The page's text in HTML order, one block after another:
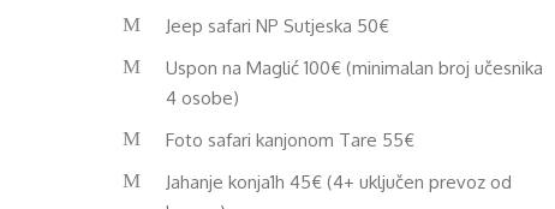
Jeep safari NP Sutjeska 50€
Uspon na Maglić 100€ (minimalan broj učesnika
4 osobe)
Foto safari kanjonom Tare 55€
Jahanje konja1h 45€ (4+ uključen prevoz od